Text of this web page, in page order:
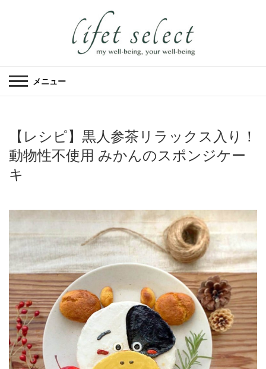
メニュー
【レシピ】黒人参茶リラックス入り！
動物性不使用 みかんのスポンジケー
キ